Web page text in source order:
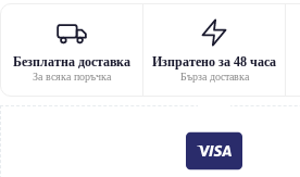
Безплатна доставка
За всяка поръчка
Изпратено за 48 часа
Бърза доставка